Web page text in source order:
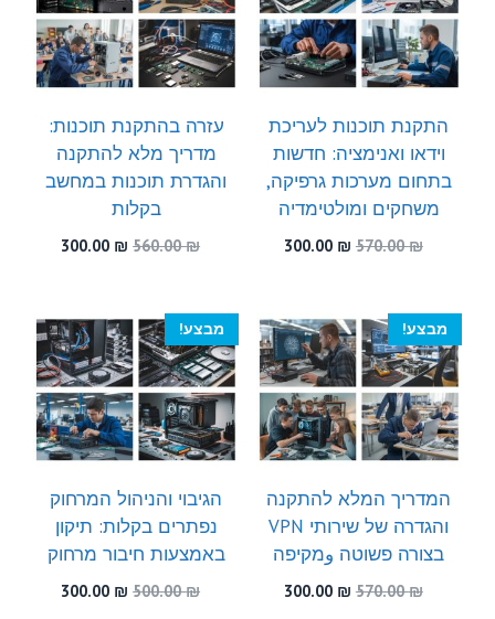
התקנת תוכנות לעריכת
וידאו ואנימציה: חדשות
בתחום מערכות גרפיקה,
משחקים ומולטימדיה
570.00₪
המחיר
570.00 ₪.
300.00 ₪
300.00 ₪.
עזרה בהתקנת תוכנות:
מדריך מלא להתקנה
והגדרת תוכנות במחשב
בקלות
560.00₪
המחיר
560.00 ₪.
300.00 ₪
המחיר
300.00 ₪.
מבצע!
המדריך המלא להתקנה
והגדרה של שירותי VPN
בצורה פשוטה وמקיפה
570.00₪
המחיר
300.00 ₪
מבצע!
הגיבוי והניהול המרחוק
נפתרים בקלות: תיקון
באמצעות חיבור מרחוק
500.00₪
המחיר
300.00 ₪
המחיר